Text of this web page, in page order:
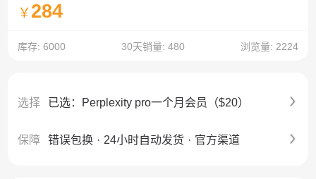
￥ 284
库存: 6000 30天销量: 480 浏览量: 2224
选择 已选：Perplexity pro一个月会员（$20）
保障 错误包换 · 24小时自动发货 · 官方渠道